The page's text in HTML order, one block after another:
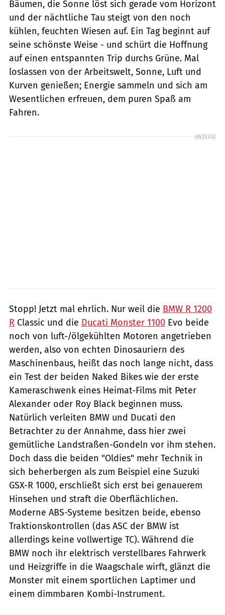
Bäumen, die Sonne löst sich gerade vom Horizont
und der nächtliche Tau steigt von den noch
kühlen, feuchten Wiesen auf. Ein Tag beginnt auf
seine schönste Weise - und schürt die Hoffnung
auf einen entspannten Trip durchs Grüne. Mal
loslassen von der Arbeitswelt, Sonne, Luft und
Kurven genießen; Energie sammeln und sich am
Wesentlichen erfreuen, dem puren Spaß am
Fahren.
ANZEIGE
Stopp! Jetzt mal ehrlich. Nur weil die BMW R 1200
R Classic und die Ducati Monster 1100 Evo beide
noch von luft-/ölgekühlten Motoren angetrieben
werden, also von echten Dinosauriern des
Maschinenbaus, heißt das noch lange nicht, dass
ein Test der beiden Naked Bikes wie der erste
Kameraschwenk eines Heimat-Films mit Peter
Alexander oder Roy Black beginnen muss.
Natürlich verleiten BMW und Ducati den
Betrachter zu der Annahme, dass hier zwei
gemütliche Landstraßen-Gondeln vor ihm stehen.
Doch dass die beiden "Oldies" mehr Technik in
sich beherbergen als zum Beispiel eine Suzuki
GSX-R 1000, erschließt sich erst bei genauerem
Hinsehen und straft die Oberflächlichen.
Moderne ABS-Systeme besitzen beide, ebenso
Traktionskontrollen (das ASC der BMW ist
allerdings keine vollwertige TC). Während die
BMW noch ihr elektrisch verstellbares Fahrwerk
und Heizgriffe in die Waagschale wirft, glänzt die
Monster mit einem sportlichen Laptimer und
einem dimmbaren Kombi-Instrument.